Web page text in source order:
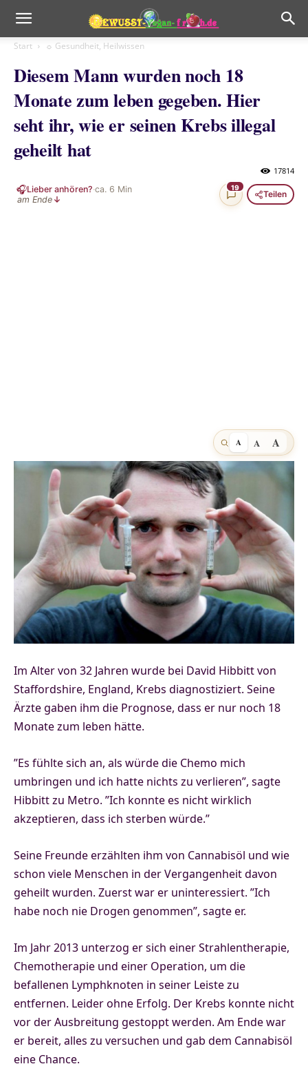
Start ☼ Gesundheit, Heilwissen
Diesem Mann wurden noch 18
Monate zum leben gegeben. Hier
seht ihr, wie er seinen Krebs illegal
geheilt hat
17814
🎧Lieber anhören?·ca. 6 Min
am Ende ↓
19
Teilen
A A A
Im Alter von 32 Jahren wurde bei David Hibbitt von
Staffordshire, England, Krebs diagnostiziert. Seine
Ärzte gaben ihm die Prognose, dass er nur noch 18
Monate zum leben hätte.
”Es fühlte sich an, als würde die Chemo mich
umbringen und ich hatte nichts zu verlieren”, sagte
Hibbitt zu Metro. ”Ich konnte es nicht wirklich
akzeptieren, dass ich sterben würde.”
Seine Freunde erzählten ihm von Cannabisöl und wie
schon viele Menschen in der Vergangenheit davon
geheilt wurden. Zuerst war er uninteressiert. ”Ich
habe noch nie Drogen genommen”, sagte er.
Im Jahr 2013 unterzog er sich einer Strahlentherapie,
Chemotherapie und einer Operation, um die
befallenen Lymphknoten in seiner Leiste zu
entfernen. Leider ohne Erfolg. Der Krebs konnte nicht
vor der Ausbreitung gestoppt werden. Am Ende war
er bereit, alles zu versuchen und gab dem Cannabisöl
eine Chance.